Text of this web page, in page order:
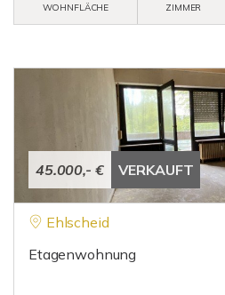
WOHNFLÄCHE
ZIMMER
45.000,- € VERKAUFT
Ehlscheid
Etagenwohnung